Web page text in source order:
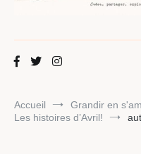
Maman Chou
Accueil
Grandir en
Les histoires d’Avril!